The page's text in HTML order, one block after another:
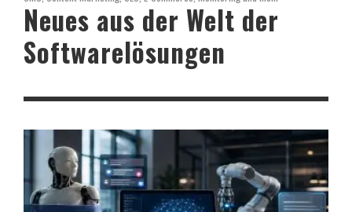
Neues aus der Welt der
Softwarelösungen